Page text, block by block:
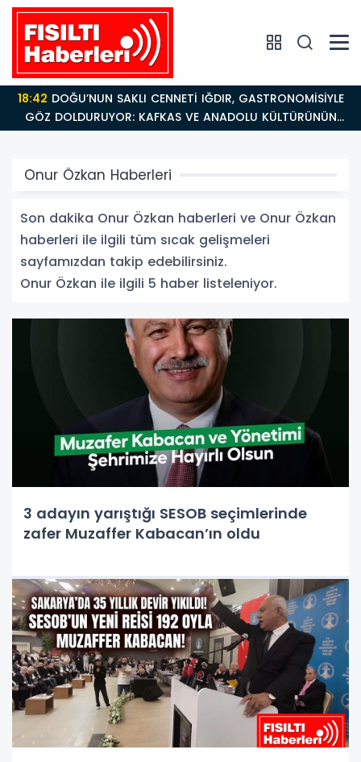
18:42
GÖZ DOLDURUYOR: KAFKAS VE ANADOLU KÜLTÜRÜNÜN
BULUŞMA NOKTASI
Onur Özkan Haberleri
Son dakika Onur Özkan haberleri ve Onur Özkan
haberleri ile ilgili tüm sıcak gelişmeleri
sayfamızdan takip edebilirsiniz.
Onur Özkan ile ilgili 5 haber listeleniyor.
3 adayın yarıştığı SESOB seçimlerinde
zafer Muzaffer Kabacan’ın oldu